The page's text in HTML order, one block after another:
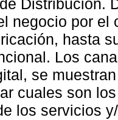
Distribución.
negocio por
hasta
Los
se
cuales son
los servicios